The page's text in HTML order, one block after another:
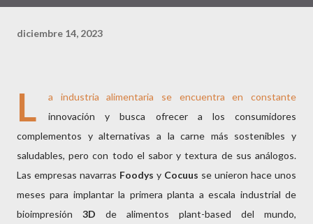
diciembre 14, 2023
L
a industria alimentaria se encuentra en constante
innovación y busca ofrecer a los consumidores
complementos y alternativas a la carne más sostenibles y
saludables, pero con todo el sabor y textura de sus análogos.
Las empresas navarras Foodys y Cocuus se unieron hace unos
meses para implantar la primera planta a escala industrial de
bioimpresión 3D de alimentos plant-based del mundo,